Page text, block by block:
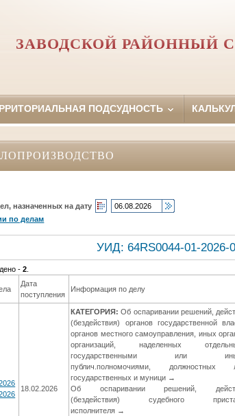
ЗАВОДСКОЙ РАЙОННЫЙ
ПОДСУДНОСТЬ
назначенных на дату
по делам
УИД: 64RS0044-01-2026-
-2
Дата
поступления
Информация по делу
18.02.2026
КАТЕГОРИЯ: Об оспаривании решений,
(бездействия) органов государственной
органов местного самоуправления, иных
организаций, наделенных
государственными или
публич.полномочиями, должностных
государственных и муници →
Об оспаривании решений,
(бездействия) судебного
исполнителя →